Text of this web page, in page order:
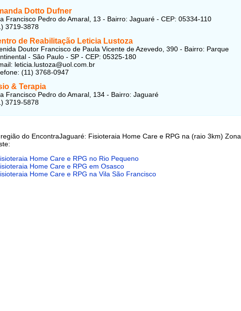
Dotto Dufner
Francisco Pedro do Amaral, 13 - Bairro: Jaguaré - CEP: 05334-110
3719-3878
de Reabilitação Leticia Lustoza
Doutor Francisco de Paula Vicente de Azevedo, 390 - Bairro: Parque
- São Paulo - SP - CEP: 05325-180
leticia.lustoza@uol.com.br
(11) 3768-0947
& Terapia
Francisco Pedro do Amaral, 134 - Bairro: Jaguaré
3719-5878
do EncontraJaguaré: Fisioteraia Home Care e RPG na (raio 3km) Zona
Home Care e RPG no Rio Pequeno
Home Care e RPG em Osasco
Home Care e RPG na Vila São Francisco